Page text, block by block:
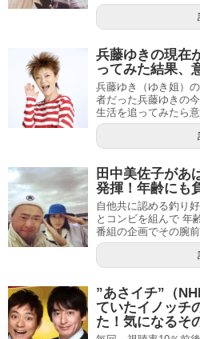
兵藤ゆきの現在
ってみた結果、
兵藤ゆき（ゆき姐）
者だった兵藤ゆきの
生活を追ってみたら
田中美佐子があ
発揮！年齢にも
自他共に認める釣り
とコンビを組んで 年
番組の企画でその腕
”あさイチ”（
ていたイノッチ
た！気になるそ